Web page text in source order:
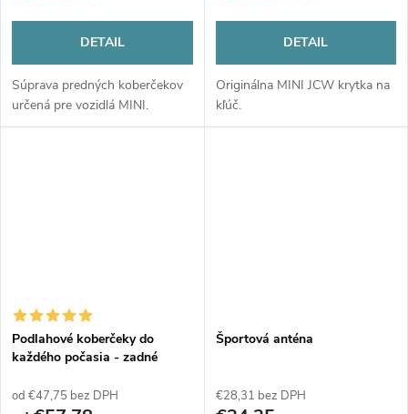
DETAIL
Súprava predných koberčekov
určená pre vozidlá MINI.
DETAIL
Originálna MINI JCW krytka na
kľúč.
Podlahové koberčeky do
každého počasia - zadné
od €47,75 bez DPH
Športová anténa
€28,31 bez DPH